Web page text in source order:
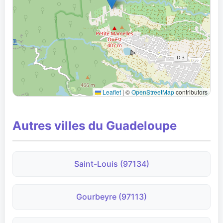
Leaflet | ©OpenStreetMapcontributors
Autres villes du Guadeloupe
Saint-Louis (97134)
Gourbeyre (97113)